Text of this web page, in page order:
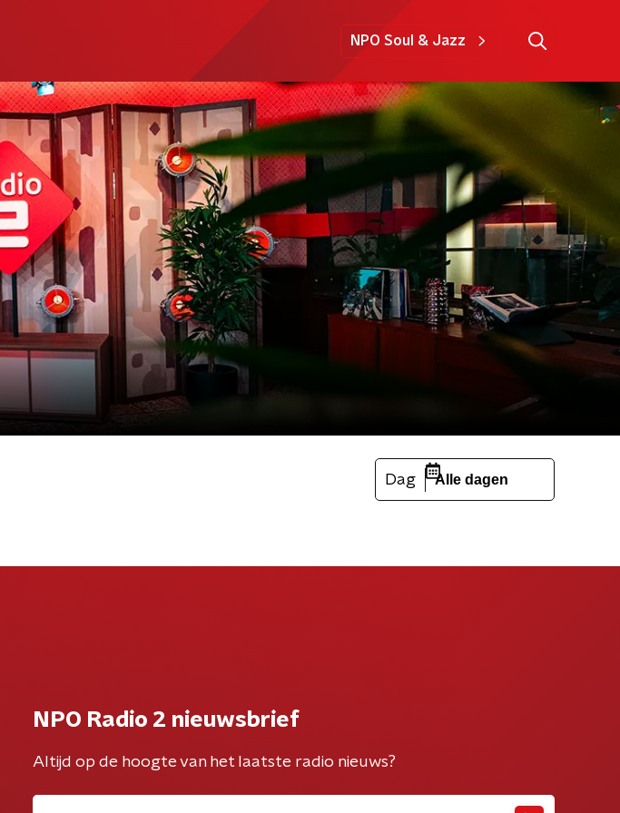
NPO Soul & Jazz
Dag Alle dagen
NPO Radio 2 nieuwsbrief
Altijd op de hoogte van het laatste radio nieuws?